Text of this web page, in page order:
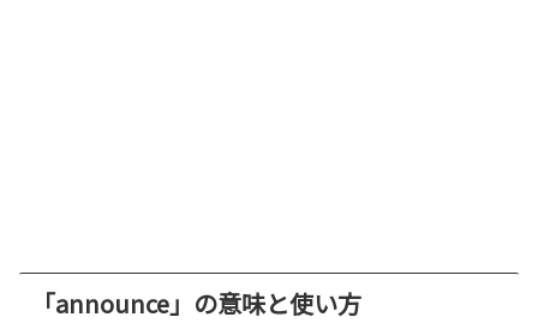
「announce」の意味と使い方